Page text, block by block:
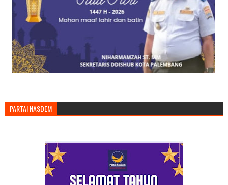
PARTAI NASDEM